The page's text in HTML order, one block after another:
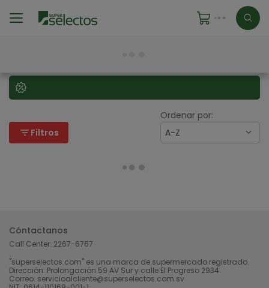
filter_list Filtros
Ordenar por:
A-Z
Cóntactanos
Call Center: 2267-6767
"superselectos.com" es una marca de supermercado registrado.
Dirección: Prolongación 59 AV Sur y calle El Progreso 2934.
Correo: servicioalcliente@superselectos.com.sv